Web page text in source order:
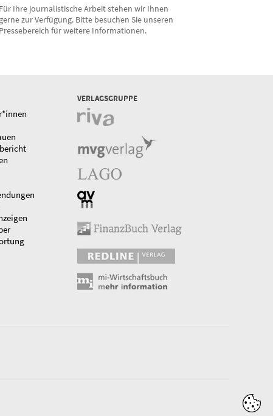
Für Ihre journalistische Arbeit stehen wir Ihnen
gerne zur Verfügung. Bitte besuchen Sie unseren
Pressebereich für weitere Informationen.
VERLAGSGRUPPE